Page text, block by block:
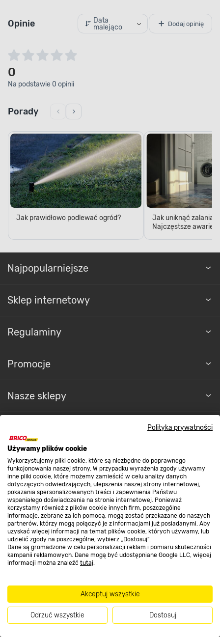
Polityka prywatności
Używamy plików cookie
Wykorzystujemy pliki cookie, które są niezbędne do poprawnego
funkcjonowania naszej strony. W przypadku wyrażenia zgody używamy
inne pliki cookie, które możemy zamieścić w celu analizy danych
dotyczących odwiedzających, ulepszenia naszej strony internetowej,
pokazania spersonalizowanych treści i zapewnienia Państwu
wspaniałego doświadczenia na stronie internetowej. Ponieważ
korzystamy również z plików cookie innych firm, poszczególne
informacje, zebrane za ich pomocą, mogą zostać przekazane do naszych
partnerów, którzy mogą połączyć je z informacjami już posiadanymi. Aby
uzyskać więcej informacji na temat plików cookie, których używamy, lub
udzielić zgody na poszczególne, wybierz „Dostosuj”.
Dane są gromadzone w celu personalizacji reklam i pomiaru skuteczności
kampanii reklamowych. Dane mogą być udostępniane Google LLC, więcej
informacji można znaleźć tutaj.
Akceptuj wszystkie
Odrzuć wszystkie Dostosuj
Opinie
Data
malejąco
Dodaj opinię
0
Na podstawie 0 opinii
Porady
Jak prawidłowo podlewać ogród?
Jak uniknąć zalania
Najczęstsze awarie
Najpopularniejsze
Sklep internetowy
Regulaminy
Promocje
Nasze sklepy
Kontakt do sklepu
Strefa biznesu
Dołącz do nas